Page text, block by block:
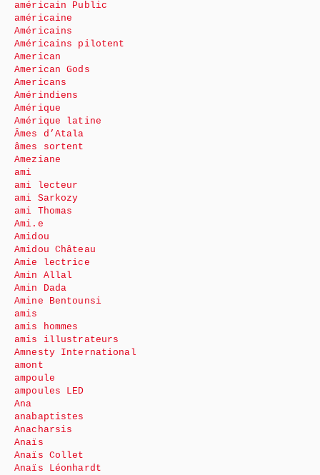
américain Public
américaine
Américains
Américains pilotent
American
American Gods
Americans
Amérindiens
Amérique
Amérique latine
Âmes d’Atala
âmes sortent
Ameziane
ami
ami lecteur
ami Sarkozy
ami Thomas
Ami.e
Amidou
Amidou Château
Amie lectrice
Amin Allal
Amin Dada
Amine Bentounsi
amis
amis hommes
amis illustrateurs
Amnesty International
amont
ampoule
ampoules LED
Ana
anabaptistes
Anacharsis
Anaïs
Anaïs Collet
Anaïs Léonhardt